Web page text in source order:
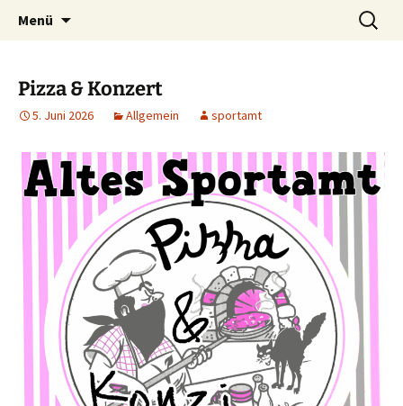
Altes Sportamt
Menü
Suchen
nach:
Pizza & Konzert
5. Juni 2026 Allgemein sportamt